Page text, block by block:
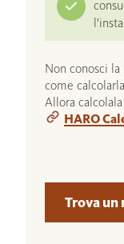
Non conosci
come
Allora
HARO
Trova